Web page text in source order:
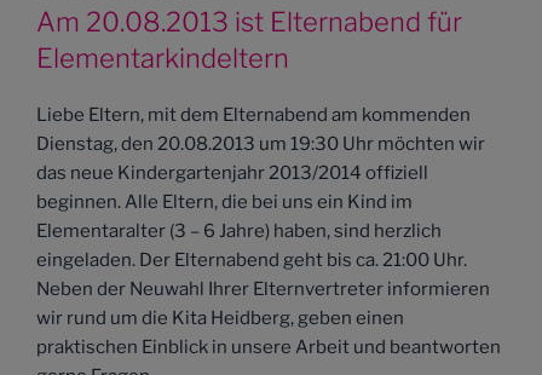
AM
Am 20.08.2013 ist Elternabend für
Elementarkindeltern
Liebe Eltern, mit dem Elternabend am kommenden
Dienstag, den 20.08.2013 um 19:30 Uhr möchten wir
das neue Kindergartenjahr 2013/2014 offiziell
beginnen. Alle Eltern, die bei uns ein Kind im
Elementaralter (3 – 6 Jahre) haben, sind herzlich
eingeladen. Der Elternabend geht bis ca. 21:00 Uhr.
Neben der Neuwahl Ihrer Elternvertreter informieren
wir rund um die Kita Heidberg, geben einen
praktischen Einblick in unsere Arbeit und beantworten